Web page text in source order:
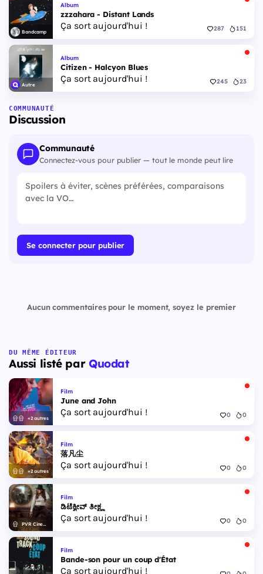
Bandcamp
Album
zzzahara - Distant Lands
Ça sort aujourd'hui ! 287 151
Autre
Album
Citizen - Halcyon Blues
Ça sort aujourd'hui ! 245 23
COMMUNAUTÉ
Discussion
Communauté
Connectez-vous pour publier — tout le monde peut lire
Se connecter pour publier
Aucun commentaires pour le moment, soyez le premier
DU MÊME ÉDITEUR
Aussi listé par Quodat
+2 autres
Film
June and John
Ça sort aujourd'hui ! 0 0
+2 autres
Film
落凡尘
Ça sort aujourd'hui ! 0 0
PVR Cinemas
Film
ಡಿಟೆಕ್ವೀವ್ ತೀಕ್ಷ್ಣ
Ça sort aujourd'hui ! 0 0
Film
Bande-son pour un coup d'État
Ça sort aujourd'hui !